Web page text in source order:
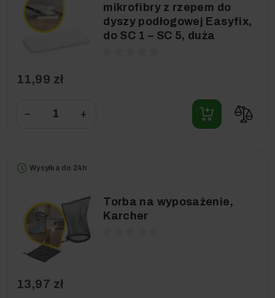
mikrofibry z rzepem do
dyszy podłogowej Easyfix,
do SC 1 – SC 5, duża
11,99 zł
− +
Wysyłka do 24h
Torba na wyposażenie,
Karcher
13,97 zł